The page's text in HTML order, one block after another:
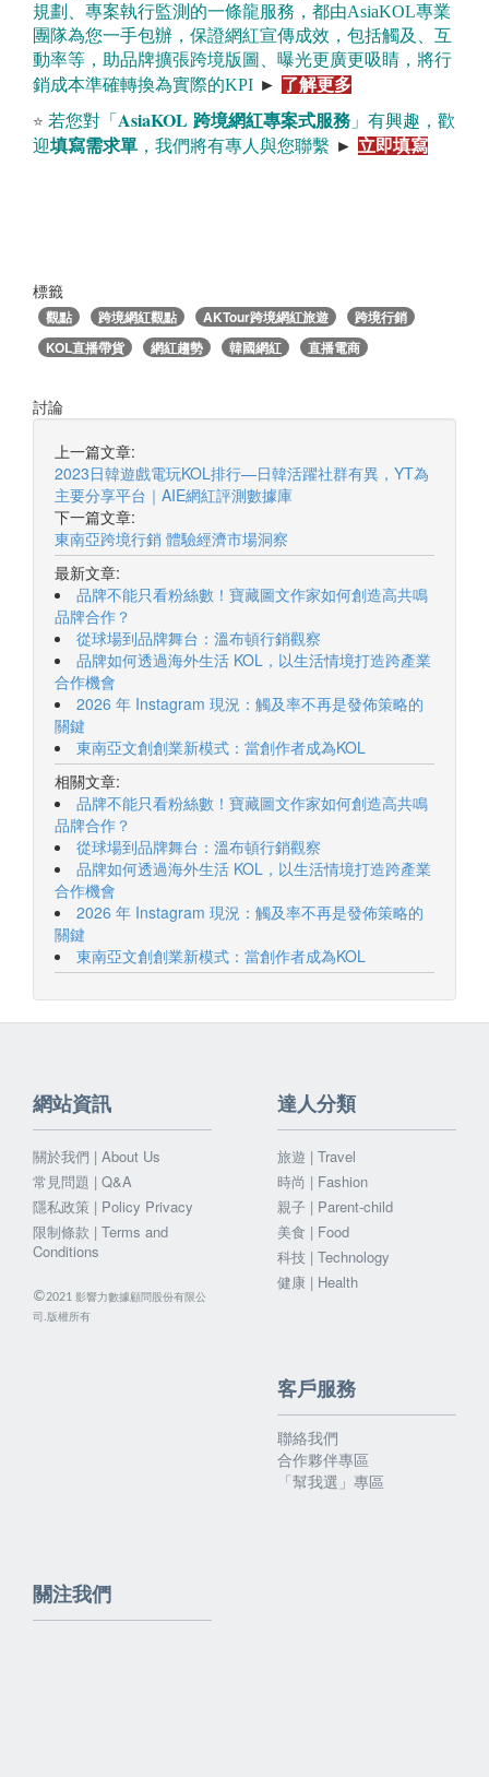
規劃、專案執行監測的一條龍服務，都由AsiaKOL專業
團隊為您一手包辦，保證網紅宣傳成效，包括觸及、互
動率等，助品牌擴張跨境版圖、曝光更廣更吸睛，將行
銷成本準確轉換為實際的KPI ► 了解更多
⭐ 若您對「 AsiaKOL 跨境網紅專案式服務 」有興趣，歡
迎填寫需求單 ，我們將有專人與您聯繫 ► 立即填寫
標籤
觀點 跨境網紅觀點 AKTour跨境網紅旅遊
跨境行銷
KOL直播帶貨
網紅趨勢 韓國網紅 直播電商
討論
上一篇文章:
2023日韓遊戲電玩KOL排行—日韓活躍社群有異，YT為
主要分享平台｜AIE網紅評測數據庫
下一篇文章:
東南亞跨境行銷 體驗經濟市場洞察
最新文章:
品牌不能只看粉絲數！寶藏圖文作家如何創造高共鳴
品牌合作？
從球場到品牌舞台：溫布頓行銷觀察
品牌如何透過海外生活 KOL，以生活情境打造跨產業
合作機會
2026 年 Instagram 現況：觸及率不再是發佈策略的
關鍵
東南亞文創創業新模式：當創作者成為KOL
相關文章:
品牌不能只看粉絲數！寶藏圖文作家如何創造高共鳴
品牌合作？
從球場到品牌舞台：溫布頓行銷觀察
品牌如何透過海外生活 KOL，以生活情境打造跨產業
合作機會
2026 年 Instagram 現況：觸及率不再是發佈策略的
關鍵
東南亞文創創業新模式：當創作者成為KOL
網站資訊
關於我們 | About Us
常見問題 | Q&A
隱私政策 | Policy Privacy
限制條款 | Terms and
Conditions
©2021 影響力數據顧問股份有限公
司.版權所有
達人分類
旅遊 | Travel
時尚 | Fashion
親子 | Parent-child
美食 | Food
科技 | Technology
健康 | Health
客戶服務
聯絡我們
合作夥伴專區
「幫我選」專區
關注我們